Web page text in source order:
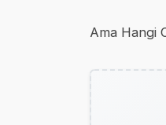
Ama Hangi